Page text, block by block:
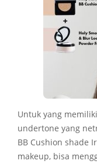
Untuk yang
undertone yang
BB Cushion shade
makeup, bisa